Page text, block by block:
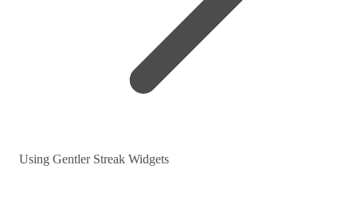
Using Gentler Streak Widgets